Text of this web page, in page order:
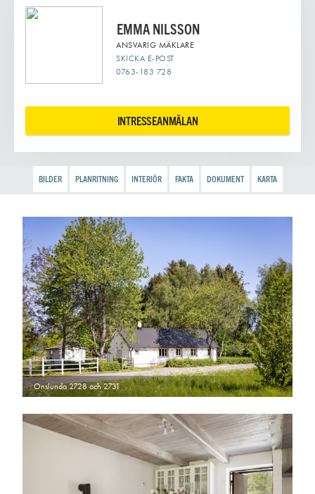
EMMA NILSSON
ANSVARIG MÄKLARE
SKICKA E-POST
0763-183 728
INTRESSEANMÄLAN
BILDER PLANRITNING INTERIÖR FAKTA DOKUMENT KARTA
Onslunda 2728 och 2731